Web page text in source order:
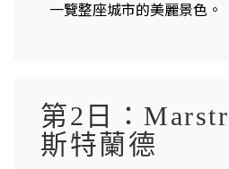
一覽整座城市的美麗景色。
第2日：
斯特蘭德